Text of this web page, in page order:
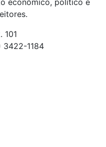
101
1184